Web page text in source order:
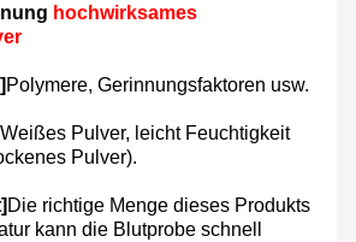
hochwirksames
Polymere, Gerinnungsfaktoren usw.
Weißes Pulver, leicht Feuchtigkeit
Pulver).
Die richtige Menge dieses Produkts
kann die Blutprobe schnell